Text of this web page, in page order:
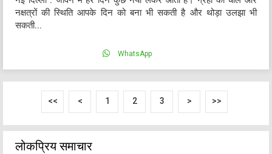
नक्षत्रों की स्थिति आपके दिन को बना भी सकती है और थोड़ा उलझा भी
सकती...
WhatsApp
<< < 1 2 3 > >>
लोकप्रिय समाचार